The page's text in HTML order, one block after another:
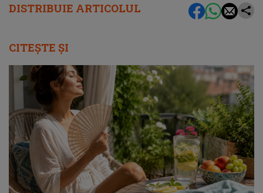
DISTRIBUIE ARTICOLUL
CITEȘTE ȘI